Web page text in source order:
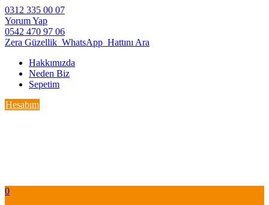
Skip
to
content
0312 335 00 07
Yorum Yap
0542 470 97 06
Zera Güzellik_WhatsApp_Hattını Ara
Hakkımızda
Neden Biz
Sepetim
Hesabım
0